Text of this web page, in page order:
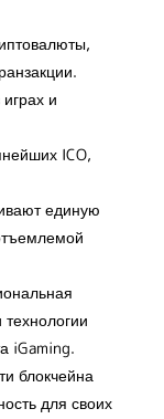
и
ICO,
единую
iGaming.
блокчейна
для своих